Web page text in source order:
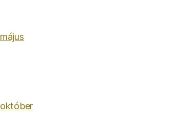
május
október